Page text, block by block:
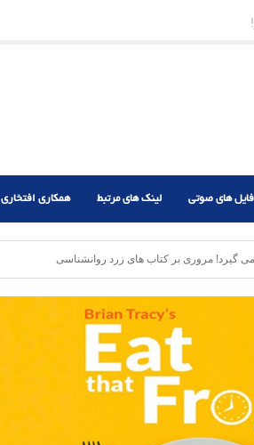
می‌خوریم؟
فایل های صوتی لینک های مرتبط همکاری افتخاری
مروری بر کتاب های زرد روانشناسی